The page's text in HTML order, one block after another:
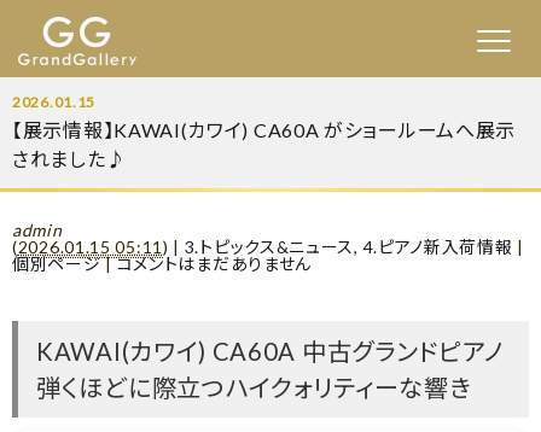
2026.01.15
【展示情報】KAWAI(カワイ) CA60A がショールームへ展示
されました♪
admin
(2026.01.15 05:11 ) | 3.トピックス&ニュース, 4.ピアノ新入荷情報 |
個別ページ|コメントはまだありません
KAWAI(カワイ) CA60A 中古グランドピアノ
弾くほどに際立つハイクォリティーな響き